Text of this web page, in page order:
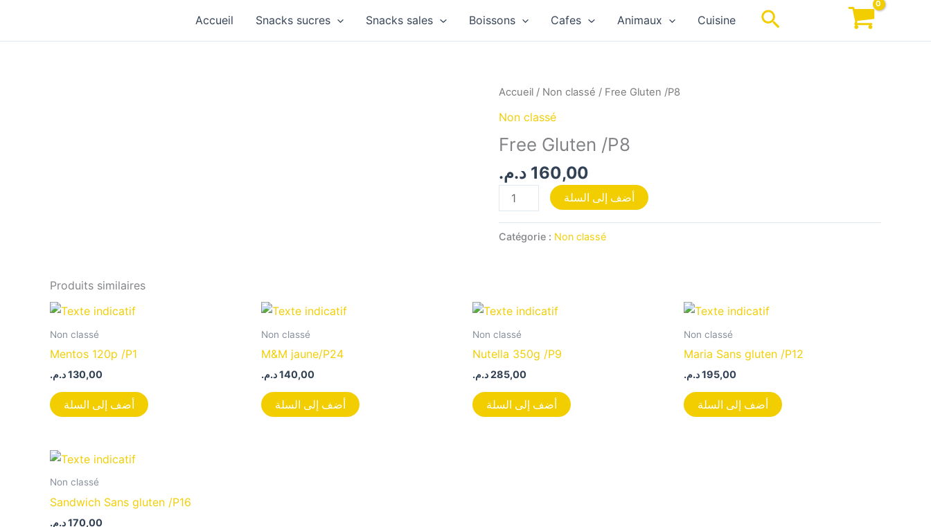
contenu
Accueil Snacks sucres Snacks sales Boissons Cafes Animaux Cuisine Rechercher
Accueil / Non classé / Free Gluten /P8
Non classé
Free Gluten /P8
160,00 د.م.
quantité
Gluten
أضف إلى السلة
Catégorie : Non classé
Produits similaires
Non classé
Mentos 120p /P1
130,00د.م.
أضف إلى السلة
Non classé
M&M jaune/P24
140,00د.م.
أضف إلى السلة
Non classé
Nutella 350g /P9
285,00د.م.
أضف إلى السلة
Non classé
Maria Sans gluten /P12
195,00د.م.
أضف إلى السلة
Non classé
Sandwich Sans gluten /P16
170,00د.م.